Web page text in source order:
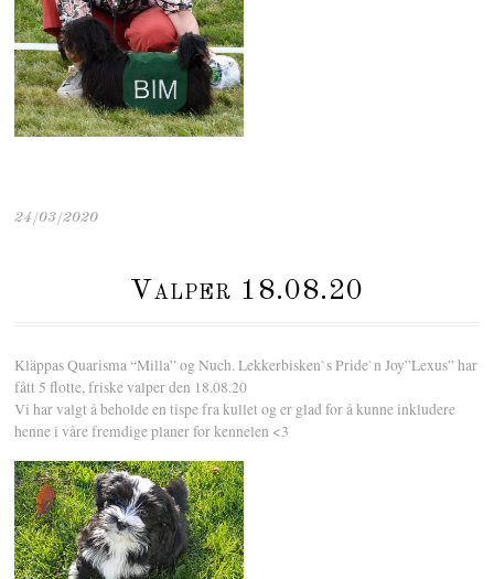
24/03/2020
Valper 18.08.20
Kläppas Quarisma “Milla” og Nuch. Lekkerbisken`s Pride`n Joy”Lexus” har
fått 5 flotte, friske valper den 18.08.20
Vi har valgt å beholde en tispe fra kullet og er glad for å kunne inkludere
henne i våre fremdige planer for kennelen <3